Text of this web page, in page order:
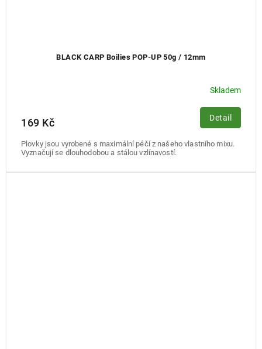
BLACK CARP Boilies POP-UP 50g / 12mm
Skladem
169 Kč Detail
Plovky jsou vyrobené s maximální péčí z našeho vlastního mixu.
Vyznačují se dlouhodobou a stálou vzlínavostí.